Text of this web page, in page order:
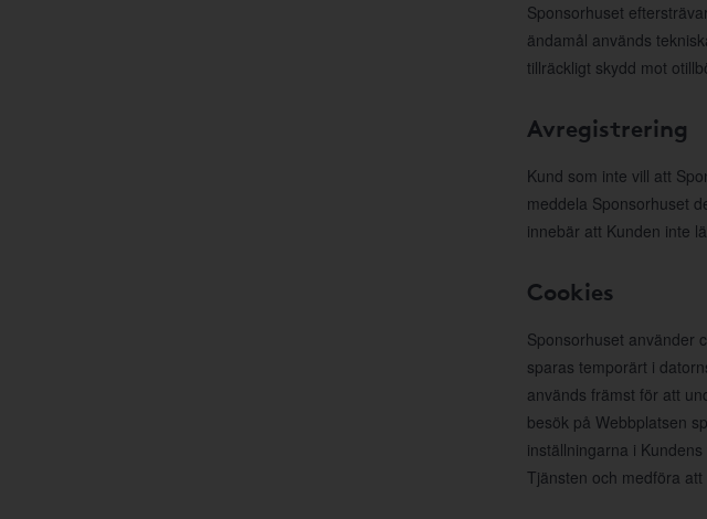
Sponsorhuset
ändamål används
tillräckligt skydd mot
Avregistrering
Kund som inte vill att
meddela Sponsorhuset
innebär att Kunden inte
Cookies
Sponsorhuset använder
sparas temporärt i
används främst för att
besök på Webbplatsen
inställningarna i
Tjänsten och medföra